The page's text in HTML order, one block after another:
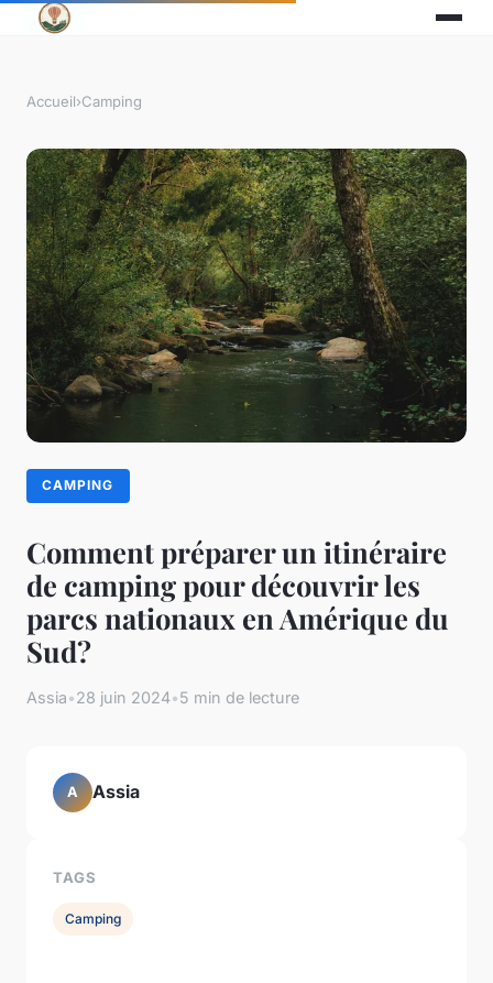
Accueil›Camping
CAMPING
Comment préparer un itinéraire
de camping pour découvrir les
parcs nationaux en Amérique du
Sud?
Assia•28 juin 2024•5 min de lecture
A Assia
TAGS
Camping